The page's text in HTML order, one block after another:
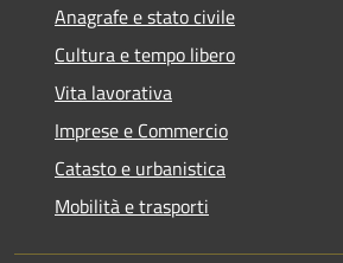
Anagrafe e stato civile
Cultura e tempo libero
Vita lavorativa
Imprese e Commercio
Catasto e urbanistica
Mobilità e trasporti